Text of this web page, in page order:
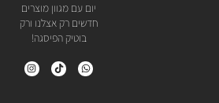
יום עם מגוון מוצרים
חדשים רק אצלנו ורק
בוטיק הפיסגה!